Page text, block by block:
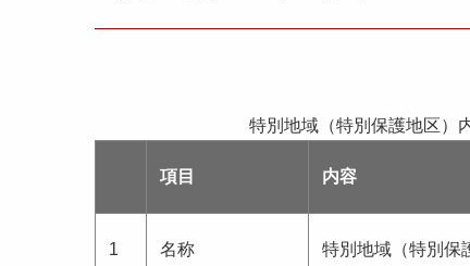
項目 内容
特別地域（特別保護地区）
1 名称 特別地域（特別保